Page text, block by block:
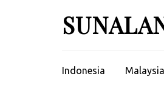
Indonesia Malaysia